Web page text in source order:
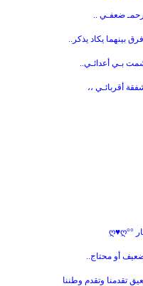
ضعفـي ..
بينهما يكاد يذكر..
بـي أعدائـي..
أقربائـي ،،
أو محتاج..
تقدمنا وتقدم وطننا